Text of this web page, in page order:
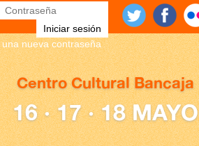
Contraseña*
una nueva contraseña
Centro Cultural Bancaja
16 · 17 · 18 MAYO